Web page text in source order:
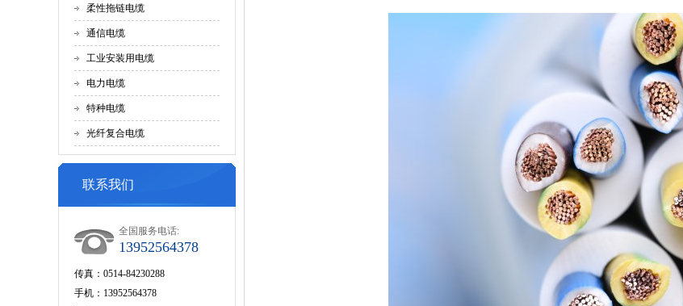
柔性拖链电缆
通信电缆
工业安装用电缆
电力电缆
特种电缆
光纤复合电缆
联系我们
全国服务电话:
13952564378
传真：0514-84230288
手机：13952564378